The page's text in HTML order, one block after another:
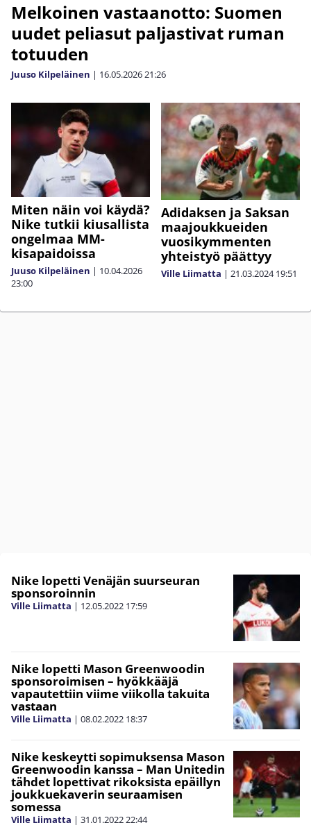
Melkoinen vastaanotto: Suomen
uudet peliasut paljastivat ruman
totuuden
Juuso Kilpeläinen | 16.05.202621:26
Miten näin voi käydä?
Nike tutkii kiusallista
ongelmaa MM-
kisapaidoissa
Juuso Kilpeläinen | 10.04.2026
23:00
Adidaksen ja Saksan
maajoukkueiden
vuosikymmenten
yhteistyö päättyy
Ville Liimatta | 21.03.2024 19:51
Nike lopetti Venäjän suurseuran
sponsoroinnin
Ville Liimatta | 12.05.2022 17:59
Nike lopetti Mason Greenwoodin
sponsoroimisen – hyökkääjä
vapautettiin viime viikolla takuita
vastaan
Ville Liimatta | 08.02.2022 18:37
Nike keskeytti sopimuksensa Mason
Greenwoodin kanssa – Man Unitedin
tähdet lopettivat rikoksista epäillyn
joukkuekaverin seuraamisen
somessa
Ville Liimatta | 31.01.202222:44